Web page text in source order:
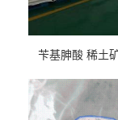
苄基胂酸 稀土